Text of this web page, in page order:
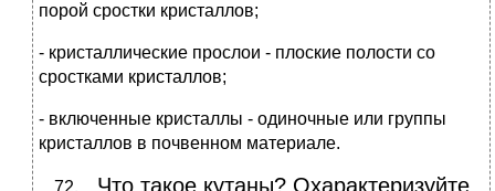
порой сростки кристаллов;
- кристаллические прослои - плоские полости со
сростками кристаллов;
- включенные кристаллы - одиночные или группы
кристаллов в почвенном материале.
Что такое кутаны? Охарактеризуйте